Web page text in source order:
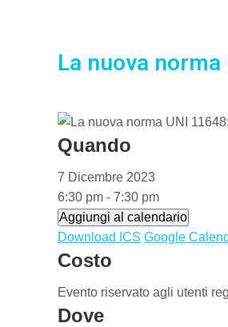
La nuova
Quando
7 Dicembre 2023
6:30 pm - 7:30 pm
Aggiungi al calendario
Download ICS Google
Costo
Evento riservato agli utenti
Dove